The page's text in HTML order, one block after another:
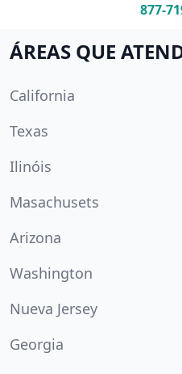
877-
ÁREAS QUE
California
Texas
Ilinóis
Masachusets
Arizona
Washington
Nueva Jersey
Georgia